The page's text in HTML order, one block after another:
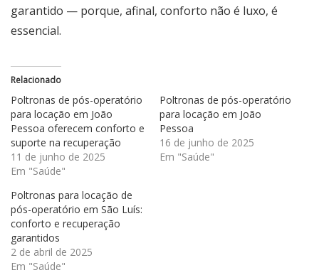
garantido — porque, afinal, conforto não é luxo, é
essencial.
Relacionado
Poltronas de pós-operatório
para locação em João
Pessoa oferecem conforto e
suporte na recuperação
11 de junho de 2025
Em "Saúde"
Poltronas de pós-operatório
para locação em João
Pessoa
16 de junho de 2025
Em "Saúde"
Poltronas para locação de
pós-operatório em São Luís:
conforto e recuperação
garantidos
2 de abril de 2025
Em "Saúde"